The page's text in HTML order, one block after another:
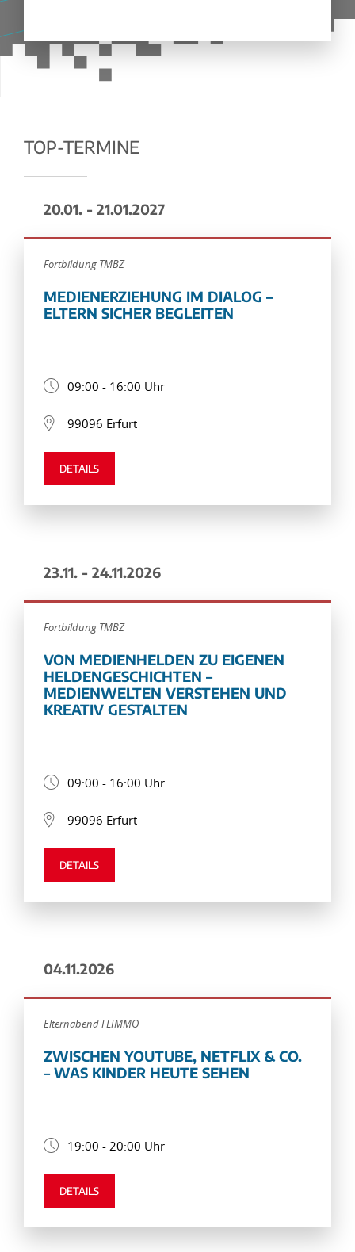
TOP-TERMINE
20.01. - 21.01.2027
Fortbildung TMBZ
MEDIENERZIEHUNG IM DIALOG –
ELTERN SICHER BEGLEITEN
09:00 - 16:00 Uhr
99096 Erfurt
DETAILS
23.11. - 24.11.2026
Fortbildung TMBZ
VON MEDIENHELDEN ZU EIGENEN
HELDENGESCHICHTEN –
MEDIENWELTEN VERSTEHEN UND
KREATIV GESTALTEN
09:00 - 16:00 Uhr
99096 Erfurt
DETAILS
04.11.2026
Elternabend FLIMMO
ZWISCHEN YOUTUBE, NETFLIX & CO.
– WAS KINDER HEUTE SEHEN
19:00 - 20:00 Uhr
DETAILS